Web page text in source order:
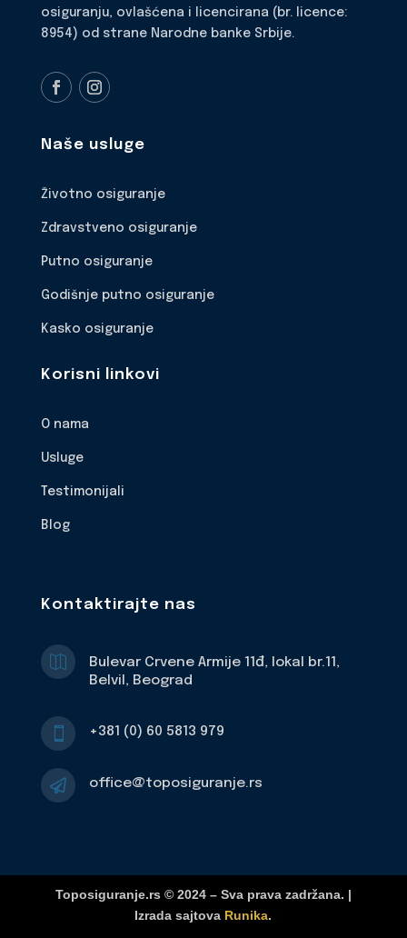
osiguranju, ovlašćena i licencirana (br. licence:
8954) od strane Narodne banke Srbije.
Naše usluge
Životno osiguranje
Zdravstveno osiguranje
Putno osiguranje
Godišnje putno osiguranje
Kasko osiguranje
Korisni linkovi
O nama
Usluge
Testimonijali
Blog
Kontaktirajte nas

Bulevar Crvene Armije 11đ, lokal br.11,
Belvil, Beograd
 +381 (0) 60 5813 979
 office@toposiguranje.rs
Toposiguranje.rs © 2024 – Sva prava zadržana. |
Izrada sajtova Runika.